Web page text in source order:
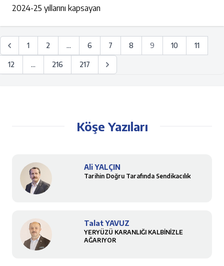
2024-25 yıllarını kapsayan
1 2 ... 6 7 8 9 10 11
12 ... 216 217
Köşe Yazıları
Ali YALÇIN
Tarihin Doğru Tarafında Sendikacılık
Talat YAVUZ
YERYÜZÜ KARANLIĞI KALBİNİZLE
AĞARIYOR